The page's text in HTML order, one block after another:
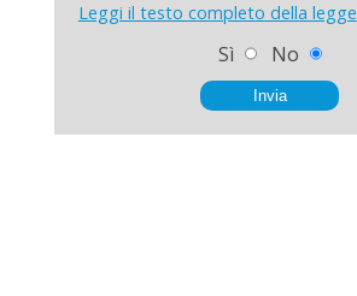
Leggi il testo completo della legge
Sì No
Invia